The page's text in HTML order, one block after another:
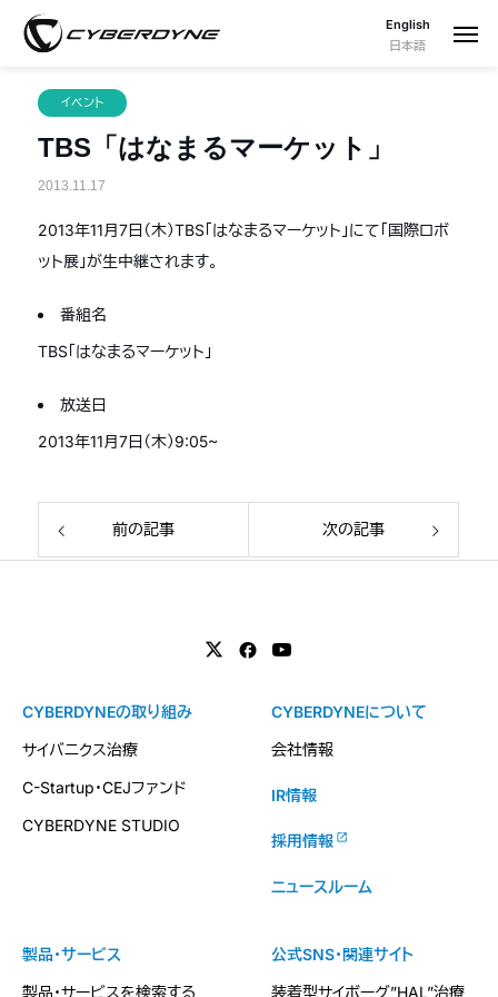
English
日本語
イベント
TBS「はなまるマーケット」
2013.11.17
2013年11月7日（木）TBS「はなまるマーケット」にて「国際ロボ
ット展」が生中継されます。
番組名
TBS「はなまるマーケット」
放送日
2013年11月7日（木）9:05~
前の記事 次の記事
製品・サービス
製品・サービスを検索する
CYBERDYNEの取り組み
サイバニクス治療
C-Startup・CEJファンド
CYBERDYNE STUDIO
CYBERDYNEについて
会社情報
IR情報
採用情報
ニュースルーム
公式SNS・関連サイト
装着型サイボーグ”HAL”治療